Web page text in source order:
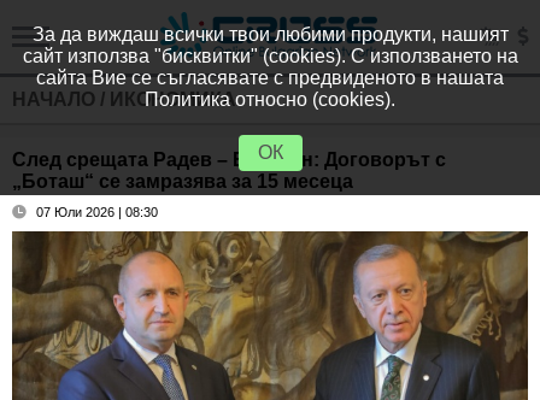
НАЧАЛО / ИКОНОМИКА
След срещата Радев – Ердоган: Договорът с
„Боташ“ се замразява за 15 месеца
07 Юли 2026 | 08:30
За да виждаш всички твои любими продукти, нашият
сайт използва "бисквитки" (cookies). С използването на
сайта Вие се съгласявате с предвиденото в нашата
Политика относно (cookies).
ОК